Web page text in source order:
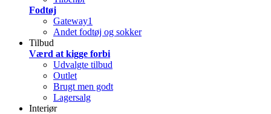
Fodtøj
Gateway1
Andet fodtøj og sokker
Tilbud
Værd at kigge forbi
Udvalgte tilbud
Outlet
Brugt men godt
Lagersalg
Interiør